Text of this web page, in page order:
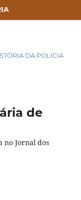
DA POLÍCIA
de
no Jornal dos